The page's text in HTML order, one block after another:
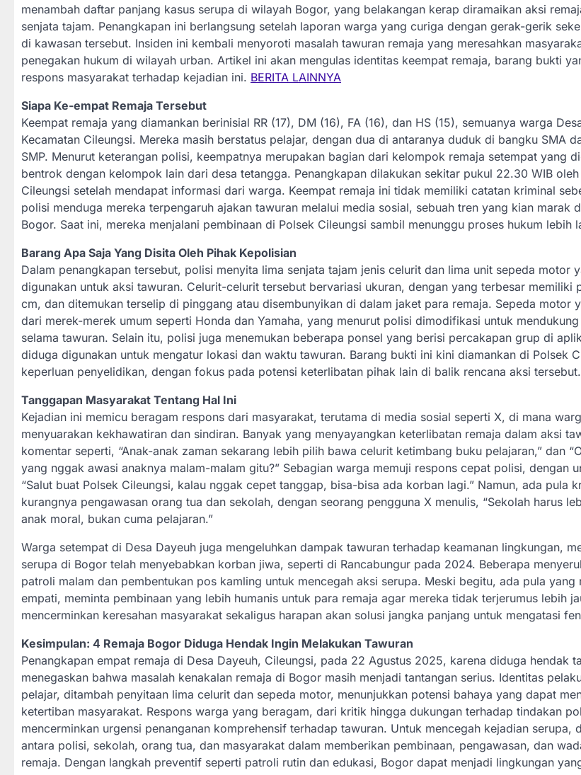
menambah daftar panjang kasus serupa di wilayah Bogor, yang belakangan kerap diramaikan aksi
senjata tajam. Penangkapan ini berlangsung setelah laporan warga yang curiga dengan gerak-gerik
di kawasan tersebut. Insiden ini kembali menyoroti masalah tawuran remaja yang meresahkan
penegakan hukum di wilayah urban. Artikel ini akan mengulas identitas keempat remaja, barang bukti
respons masyarakat terhadap kejadian ini. BERITA LAINNYA
Siapa Ke-empat Remaja Tersebut
Keempat remaja yang diamankan berinisial RR (17), DM (16), FA (16), dan HS (15), semuanya warga
Kecamatan Cileungsi. Mereka masih berstatus pelajar, dengan dua di antaranya duduk di bangku SMA
SMP. Menurut keterangan polisi, keempatnya merupakan bagian dari kelompok remaja setempat yang
bentrok dengan kelompok lain dari desa tetangga. Penangkapan dilakukan sekitar pukul 22.30 WIB
Cileungsi setelah mendapat informasi dari warga. Keempat remaja ini tidak memiliki catatan kriminal
polisi menduga mereka terpengaruh ajakan tawuran melalui media sosial, sebuah tren yang kian marak
Bogor. Saat ini, mereka menjalani pembinaan di Polsek Cileungsi sambil menunggu proses hukum lebih
Barang Apa Saja Yang Disita Oleh Pihak Kepolisian
Dalam penangkapan tersebut, polisi menyita lima senjata tajam jenis celurit dan lima unit sepeda motor
digunakan untuk aksi tawuran. Celurit-celurit tersebut bervariasi ukuran, dengan yang terbesar memiliki
cm, dan ditemukan terselip di pinggang atau disembunyikan di dalam jaket para remaja. Sepeda motor
dari merek-merek umum seperti Honda dan Yamaha, yang menurut polisi dimodifikasi untuk
selama tawuran. Selain itu, polisi juga menemukan beberapa ponsel yang berisi percakapan grup di
diduga digunakan untuk mengatur lokasi dan waktu tawuran. Barang bukti ini kini diamankan di Polsek
keperluan penyelidikan, dengan fokus pada potensi keterlibatan pihak lain di balik rencana aksi tersebut.
Tanggapan Masyarakat Tentang Hal Ini
Kejadian ini memicu beragam respons dari masyarakat, terutama di media sosial seperti X, di mana
menyuarakan kekhawatiran dan sindiran. Banyak yang menyayangkan keterlibatan remaja dalam aksi
komentar seperti, “Anak-anak zaman sekarang lebih pilih bawa celurit ketimbang buku pelajaran,” dan
yang nggak awasi anaknya malam-malam gitu?” Sebagian warga memuji respons cepat polisi, dengan
“Salut buat Polsek Cileungsi, kalau nggak cepet tanggap, bisa-bisa ada korban lagi.” Namun, ada pula
kurangnya pengawasan orang tua dan sekolah, dengan seorang pengguna X menulis, “Sekolah harus
anak moral, bukan cuma pelajaran.”
Warga setempat di Desa Dayeuh juga mengeluhkan dampak tawuran terhadap keamanan lingkungan,
serupa di Bogor telah menyebabkan korban jiwa, seperti di Rancabungur pada 2024. Beberapa
patroli malam dan pembentukan pos kamling untuk mencegah aksi serupa. Meski begitu, ada pula yang
empati, meminta pembinaan yang lebih humanis untuk para remaja agar mereka tidak terjerumus lebih
mencerminkan keresahan masyarakat sekaligus harapan akan solusi jangka panjang untuk mengatasi
Kesimpulan: 4 Remaja Bogor Diduga Hendak Ingin Melakukan Tawuran
Penangkapan empat remaja di Desa Dayeuh, Cileungsi, pada 22 Agustus 2025, karena diduga hendak
menegaskan bahwa masalah kenakalan remaja di Bogor masih menjadi tantangan serius. Identitas
pelajar, ditambah penyitaan lima celurit dan sepeda motor, menunjukkan potensi bahaya yang dapat
ketertiban masyarakat. Respons warga yang beragam, dari kritik hingga dukungan terhadap tindakan
mencerminkan urgensi penanganan komprehensif terhadap tawuran. Untuk mencegah kejadian serupa,
antara polisi, sekolah, orang tua, dan masyarakat dalam memberikan pembinaan, pengawasan, dan
remaja. Dengan langkah preventif seperti patroli rutin dan edukasi, Bogor dapat menjadi lingkungan